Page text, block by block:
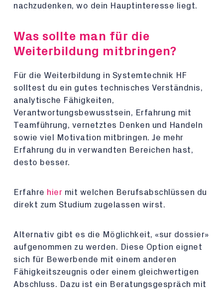
nachzudenken, wo dein Hauptinteresse liegt.
Was sollte man für die
Weiterbildung mitbringen?
Für die Weiterbildung in Systemtechnik HF
solltest du ein gutes technisches Verständnis,
analytische Fähigkeiten,
Verantwortungsbewusstsein, Erfahrung mit
Teamführung, vernetztes Denken und Handeln
sowie viel Motivation mitbringen. Je mehr
Erfahrung du in verwandten Bereichen hast,
desto besser.
Erfahre hier mit welchen Berufsabschlüssen du
direkt zum Studium zugelassen wirst.
Alternativ gibt es die Möglichkeit, «sur dossier»
aufgenommen zu werden. Diese Option eignet
sich für Bewerbende mit einem anderen
Fähigkeitszeugnis oder einem gleichwertigen
Abschluss. Dazu ist ein Beratungsgespräch mit